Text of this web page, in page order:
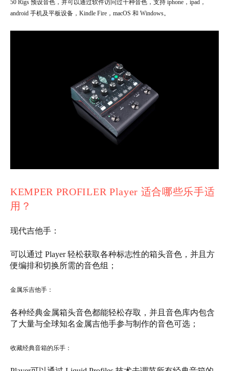
50 Rigs 预设音色，并可以通过软件访问过千种音色，支持 iphone，ipad，
android 手机及平板设备，Kindle Fire，macOS 和 Windows。
KEMPER PROFILER Player 适合哪些乐手适
用？‍‍‍‍
现代吉他手：‍
可以通过 Player 轻松获取各种标志性的箱头音色，并且方
便编排和切换所需的音色组；‍‍‍‍‍
金属乐吉他手：‍
各种经典金属箱头音色都能轻松存取，并且音色库内包含
了大量与全球知名金属吉他手参与制作的音色可选；‍‍‍‍‍‍
收藏经典音箱的乐手：